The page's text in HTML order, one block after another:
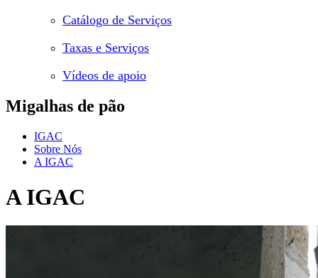
Catálogo de Serviços
Taxas e Serviços
Vídeos de apoio
Migalhas de pão
IGAC
Sobre Nós
A IGAC
A IGAC